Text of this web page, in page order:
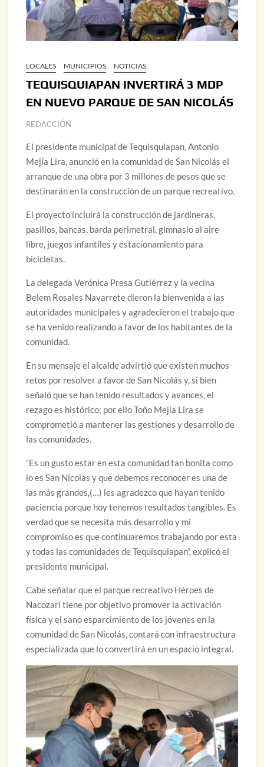
LOCALES MUNICIPIOS NOTICIAS
TEQUISQUIAPAN INVERTIRÁ 3 MDP
EN NUEVO PARQUE DE SAN NICOLÁS
REDACCIÓN
El presidente municipal de Tequisquiapan, Antonio
Mejía Lira, anunció en la comunidad de San Nicolás el
arranque de una obra por 3 millones de pesos que se
destinarán en la construcción de un parque recreativo.
El proyecto incluirá la construcción de jardineras,
pasillos, bancas, barda perimetral, gimnasio al aire
libre, juegos infantiles y estacionamiento para
bicicletas.
La delegada Verónica Presa Gutiérrez y la vecina
Belem Rosales Navarrete dieron la bienvenida a las
autoridades municipales y agradecieron el trabajo que
se ha venido realizando a favor de los habitantes de la
comunidad.
En su mensaje el alcalde advirtió que existen muchos
retos por resolver a favor de San Nicolás y, si bien
señaló que se han tenido resultados y avances, el
rezago es histórico; por ello Toño Mejía Lira se
comprometió a mantener las gestiones y desarrollo de
las comunidades.
“Es un gusto estar en esta comunidad tan bonita como
lo es San Nicolás y que debemos reconocer es una de
las más grandes,(…) les agradezco que hayan tenido
paciencia porque hoy tenemos resultados tangibles. Es
verdad que se necesita más desarrollo y mi
compromiso es que continuaremos trabajando por esta
y todas las comunidades de Tequisquiapan”, explicó el
presidente municipal.
Cabe señalar que el parque recreativo Héroes de
Nacozari tiene por objetivo promover la activación
física y el sano esparcimiento de los jóvenes en la
comunidad de San Nicolás, contará con infraestructura
especializada que lo convertirá en un espacio integral.